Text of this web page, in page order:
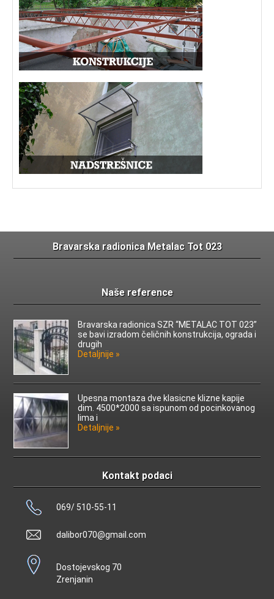
Bravarska radionica Metalac Tot 023
Naše reference
Bravarska radionica SZR “METALAC TOT 023”
se bavi izradom čeličnih konstrukcija, ograda i
drugih
Detaljnije »
Upesna montaza dve klasicne klizne kapije
dim. 4500*2000 sa ispunom od pocinkovanog
lima i
Detaljnije »
Kontakt podaci
069/ 510-55-11
dalibor070@gmail.com
Dostojevskog 70
Zrenjanin